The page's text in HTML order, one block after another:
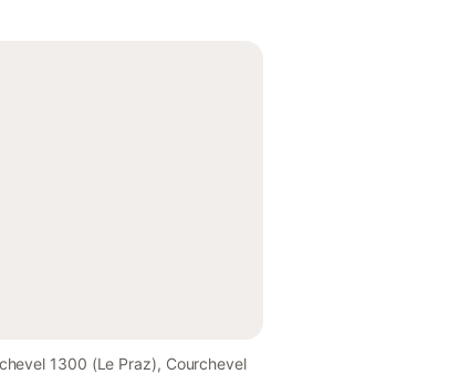
1300 (Le Praz), Courchevel